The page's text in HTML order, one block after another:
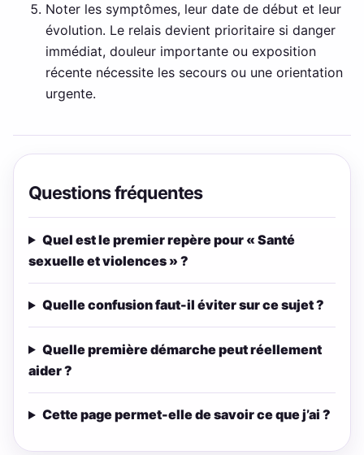
Noter les symptômes, leur date de début et leur
évolution. Le relais devient prioritaire si danger
immédiat, douleur importante ou exposition
récente nécessite les secours ou une orientation
urgente.
Questions fréquentes
Quel est le premier repère pour « Santé
sexuelle et violences » ?
Quelle confusion faut-il éviter sur ce sujet ?
Quelle première démarche peut réellement
aider ?
Cette page permet-elle de savoir ce que j’ai ?